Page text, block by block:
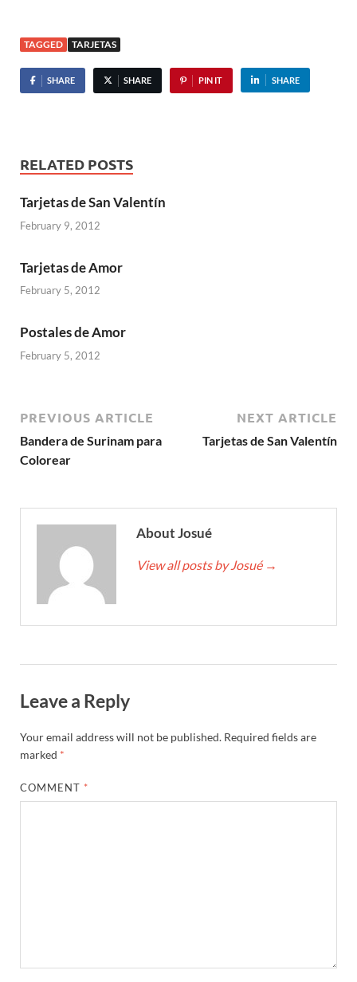
TAGGED TARJETAS
SHARE SHARE PIN IT SHARE
RELATED POSTS
Tarjetas de San Valentín
February 9, 2012
Tarjetas de Amor
February 5, 2012
Postales de Amor
February 5, 2012
PREVIOUS ARTICLE
Bandera de Surinam para
Colorear
NEXT ARTICLE
Tarjetas de San Valentín
About Josué
View all posts by Josué →
Leave a Reply
Your email address will not be published. Required fields are
marked *
COMMENT *